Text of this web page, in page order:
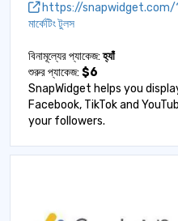
https://snapwidget.com/
মার্কেটিং টুলস
বিনামূল্যের প্যাকেজ:হ্যাঁ
শুরুর প্যাকেজ: $6
SnapWidget helps you
Facebook, TikTok and
your followers.